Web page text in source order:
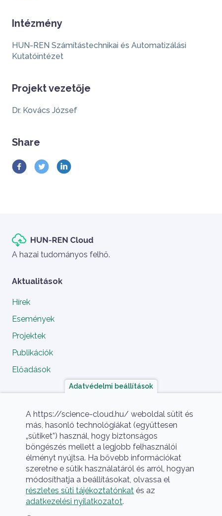
Intézmény
HUN-REN Számítástechnikai és Automatizálási
Kutatóintézet
Projekt vezetője
Dr. Kovács József
Share
Szlogen
A hazai tudományos felhő.
Aktualitások
Hírek
Események
Projektek
Publikációk
Előadások
A HUN-REN Cloud a hazai TOP50
Adatvédelmi beállítások
A https://science-cloud.hu/ weboldal sütit és
más, hasonló technológiákat (együttesen
„sütiket”) használ, hogy biztonságos
böngészés mellett a legjobb felhasználói
élményt nyújtsa. Ha bővebb információkat
szeretne e sütik használatáról és arról, hogyan
módosíthatja a beállításokat, olvassa el
részletes süti tájékoztatónkat és az
adatkezelési nyilatkozatot.